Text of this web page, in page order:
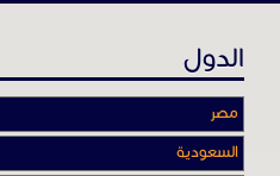
الدول